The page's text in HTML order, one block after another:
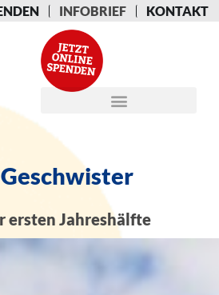
INFOBRIEF KONTAKT
Geschwister
ersten Jahreshälfte